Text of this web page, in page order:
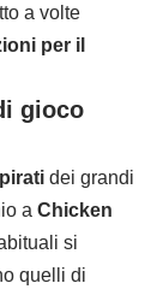
a volte
per il
gioco
dei grandi
a Chicken
si
quelli di